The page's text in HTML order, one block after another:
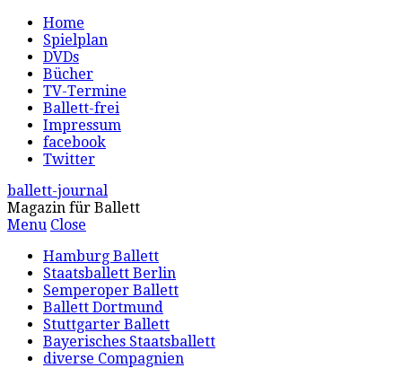
Home
Spielplan
DVDs
Bücher
TV-Termine
Ballett-frei
Impressum
facebook
Twitter
ballett-journal
Magazin für Ballett
Menu Close
Hamburg Ballett
Staatsballett Berlin
Semperoper Ballett
Ballett Dortmund
Stuttgarter Ballett
Bayerisches Staatsballett
diverse Compagnien